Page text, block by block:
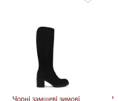
Чорні замшеві зимові